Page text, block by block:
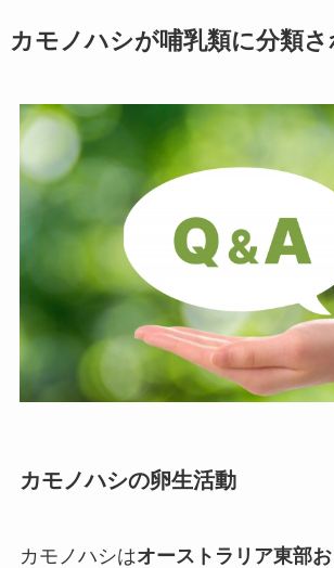
カモノハシが哺乳類に分類
カモノハシの卵生活動
カモノハシはオーストラリア東部